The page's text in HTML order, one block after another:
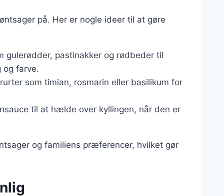
på. Her er nogle ideer til at gøre
gulerødder, pastinakker og rødbeder til
og farve.
som timian, rosmarin eller basilikum for
til at hælde over kyllingen, når den er
og familiens præferencer, hvilket gør